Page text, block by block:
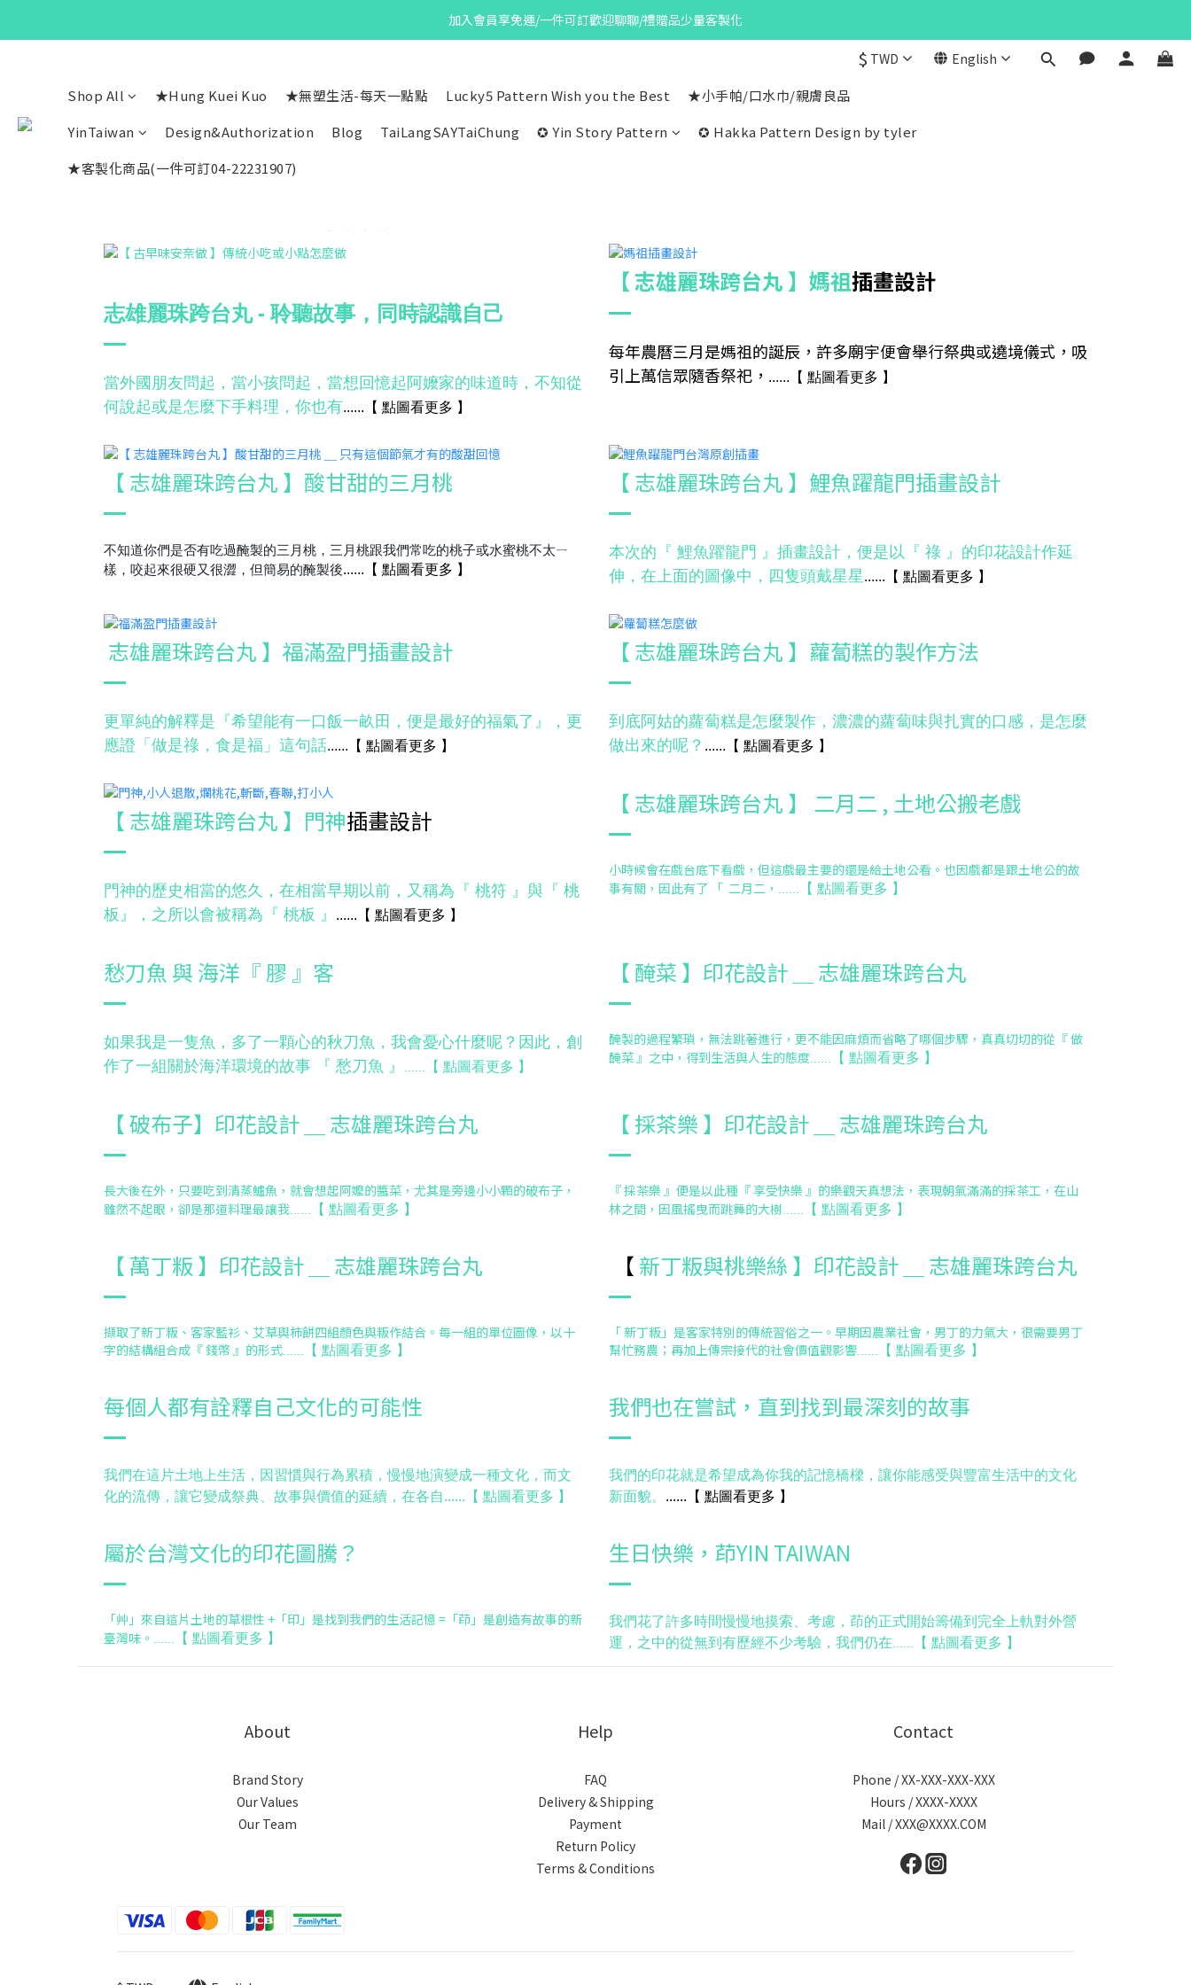
加入會員享免運/一件可訂歡迎聊聊/禮贈品少量客製化
$ TWD English
Shop All ★Hung Kuei Kuo ★無塑生活-每天一點點 Lucky5 Pattern Wish you the Best
★小手帕/口水巾/親膚良品
YinTaiwan
Design&Authorization Blog TaiLangSAYTaiChung ✪ Yin Story Pattern
✪ Hakka Pattern Design by tyler
★客製化商品(一件可訂04-22231907)
志雄麗珠跨台丸 - 聆聽故事，同時認識自己
當外國朋友問起，當小孩問起，當想回憶起阿嬤家的味道時，不知從
何說起或是怎麼下手料理，你也有...... 【 點圖看更多 】
【 志雄麗珠跨台丸 】媽祖插畫設計
每年農曆三月是媽祖的誕辰，許多廟宇便會舉行祭典或遶境儀式，吸
引上萬信眾隨香祭祀， ...... 【 點圖看更多 】
【 志雄麗珠跨台丸 】酸甘甜的三月桃
不知道你們是否有吃過醃製的三月桃，三月桃跟我們常吃的桃子或水蜜桃不太ㄧ
樣，咬起來很硬又很澀，但簡易的醃製後...... 【 點圖看更多 】
【 志雄麗珠跨台丸 】鯉魚躍龍門插畫設計
本次的『 鯉魚躍龍門 』插畫設計，便是以『 祿 』的印花設計作延
伸，在上面的圖像中，四隻頭戴星星...... 【 點圖看更多 】
志雄麗珠跨台丸 】福滿盈門插畫設計
更單純的解釋是『希望能有一口飯一畝田，便是最好的福氣了』，更
應證「做是祿，食是福」這句話...... 【 點圖看更多 】
【 志雄麗珠跨台丸 】蘿蔔糕的製作方法
到底阿姑的蘿蔔糕是怎麼製作，濃濃的蘿蔔味與扎實的口感，是怎麼
做出來的呢？ ...... 【 點圖看更多 】
【 志雄麗珠跨台丸 】門神插畫設計
門神的歷史相當的悠久，在相當早期以前，又稱為『 桃符 』與『 桃
板』，之所以會被稱為『 桃板 』
...... 【 點圖看更多 】
【 志雄麗珠跨台丸 】 二月二 , 土地公搬老戲
小時候會在戲台底下看戲，但這戲最主要的還是給土地公看。也因戲都是跟土地公的故
事有關，因此有了 「 二月二，
【 點圖看更多 】
愁刀魚 與 海洋『 膠 』客
如果我是一隻魚，多了一顆心的秋刀魚，我會憂心什麼呢？因此，創
作了一組關於海洋環境的故事 『 愁刀魚 』
【 點圖看更多 】
【 醃菜 】印花設計 ＿ 志雄麗珠跨台丸
醃製的過程繁瑣，無法跳著進行，更不能因麻煩而省略了哪個步驟，真真切切的從『 做
醃菜 』之中，得到生活與人生的態度
【 點圖看更多 】
【 破布子】印花設計 ＿ 志雄麗珠跨台丸
長大後在外，只要吃到清蒸鱸魚，就會想起阿嬤的醬菜，尤其是旁邊小小顆的破布子，
雖然不起眼，卻是那道料理最讓我
【 點圖看更多 】
【 採茶樂 】印花設計 ＿ 志雄麗珠跨台丸
『 採茶樂 』便是以此種『 享受快樂 』的樂觀天真想法，表現朝氣滿滿的採茶工，在山
林之間，因風搖曳而跳舞的大樹
【 點圖看更多 】
【 萬丁粄 】印花設計 ＿ 志雄麗珠跨台丸
擷取了新丁粄、客家藍衫、艾草與柿餅四組顏色與粄作結合。每一組的單位圖像，以十
字的結構組合成『 錢幣 』的形式
【 點圖看更多 】
【 新丁粄與桃樂絲 】印花設計 ＿ 志雄麗珠跨台丸
「 新丁粄」是客家特別的傳統習俗之一。早期因農業社會，男丁的力氣大，很需要男丁
幫忙務農；再加上傳宗接代的社會價值觀影響
【 點圖看更多 】
每個人都有詮釋自己文化的可能性
我們在這片土地上生活，因習慣與行為累積，慢慢地演變成一種文化，而文
化的流傳，讓它變成祭典、故事與價值的延續，在各自......【 點圖看更多 】
我們也在嘗試，直到找到最深刻的故事
我們的印花就是希望成為你我的記憶橋樑，讓你能感受與豐富生活中的文化
新面貌。 ......【 點圖看更多 】
屬於台灣文化的印花圖騰？
「艸」來自這片土地的草根性 +「印」是找到我們的生活記憶 =「茚」是創造有故事的新
臺灣味。
【 點圖看更多 】
生日快樂，茚YIN TAIWAN
我們花了許多時間慢慢地摸索、考慮，茚的正式開始籌備到完全上軌對外營
運，之中的從無到有歷經不少考驗，我們仍在
【 點圖看更多 】
About
Brand Story
Our Values
Our Team
Help
FAQ
Delivery & Shipping
Payment
Return Policy
Terms & Conditions
Contact
Phone / XX-XXX-XXX-XXX
Hours / XXXX-XXXX
Mail / XXX@XXXX.COM